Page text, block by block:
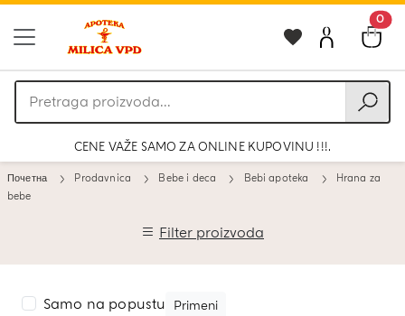
0
Pretraga
proizvoda
CENE VAŽE SAMO ZA ONLINE KUPOVINU !!!.
Почетна Prodavnica Bebe i deca Bebi apoteka
Hrana za
bebe
Filter proizvoda
Samo na popustu Primeni